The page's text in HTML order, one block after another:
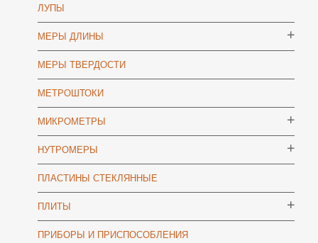
ЛУПЫ
МЕРЫ ДЛИНЫ
МЕРЫ ТВЕРДОСТИ
МЕТРОШТОКИ
МИКРОМЕТРЫ
НУТРОМЕРЫ
ПЛАСТИНЫ СТЕКЛЯННЫЕ
ПЛИТЫ
ПРИБОРЫ И ПРИСПОСОБЛЕНИЯ